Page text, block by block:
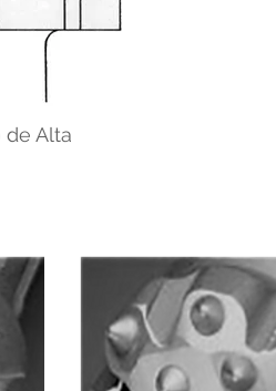
de Alta